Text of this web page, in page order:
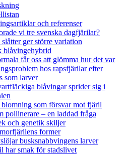
och referenser
vi tre svenska dagfjärilar?
ger större variation
blåvingehybrid
får oss att glömma hur det var
hos rapsfjärilar efter
som larver
blåvingar sprider sig i
som försvar mot fjäril
pollinerare – en laddad fråga
och genetik skiljer
former
busksnabbvingens larver
har smak för stadslivet